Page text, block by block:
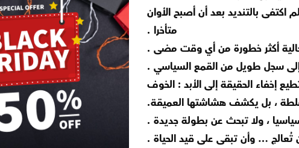
اكتفى بالتنديد بعد أن أصبح الأوان
متأخرا .
أكثر خطورة من أي وقت مضى .
سجل طويل من القمع السياسي .
إخفاء الحقيقة إلى الأبد : الخوف
، بل يكشف هشاشتها العميقة.
، ولا تبحث عن بطولة جديدة .
… وأن تبقى على قيد الحياة .